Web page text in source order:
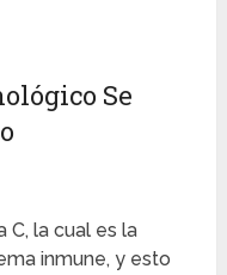
Se
C, la cual es la
inmune, y esto